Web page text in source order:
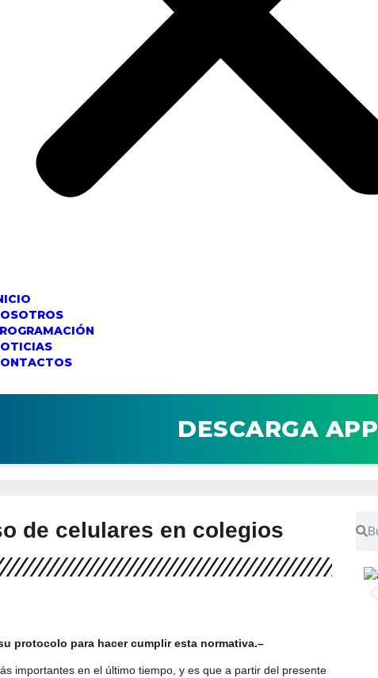
DESCARGA APP
de celulares en colegios
protocolo para hacer cumplir esta normativa.–
importantes en el último tiempo, y es que a partir del presente